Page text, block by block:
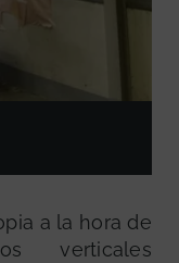
a la hora de
verticales